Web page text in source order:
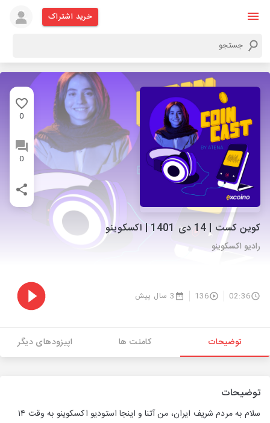
خرید اشتراک
0
0
کوین کست | 14 دی 1401 | اکسکوینو
رادیو اکسکوینو
02:36
136 3 سال پیش
توضیحات کامنت ها اپیزودهای دیگر
توضیحات
سلام به مردم شریف ایران، من آتنا و اینجا استودیو اکسکوینو به وقت ۱۴